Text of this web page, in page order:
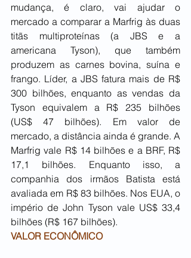
mudança, é claro, vai ajudar o
mercado a comparar a Marfrig às duas
titãs multiproteínas (a JBS e a
americana Tyson), que também
produzem as carnes bovina, suína e
frango. Líder, a JBS fatura mais de R$
300 bilhões, enquanto as vendas da
Tyson equivalem a R$ 235 bilhões
(US$ 47 bilhões). Em valor de
mercado, a distância ainda é grande. A
Marfrig vale R$ 14 bilhões e a BRF, R$
17,1 bilhões. Enquanto isso, a
companhia dos irmãos Batista está
avaliada em R$ 83 bilhões. Nos EUA, o
império de John Tyson vale US$ 33,4
bilhões (R$ 167 bilhões).
VALOR ECONÔMICO